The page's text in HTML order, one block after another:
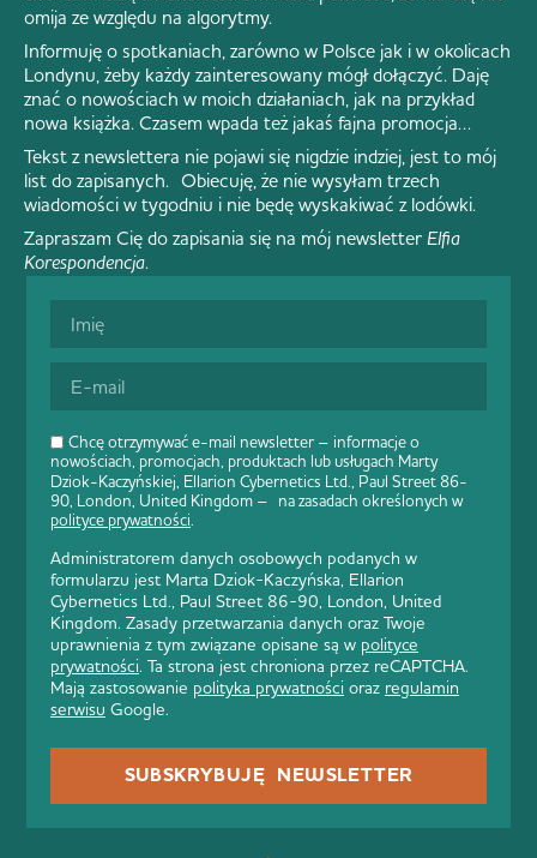
Chcę otrzymywać e-mail newsletter – informacje o
nowościach, promocjach, produktach lub usługach Marty
Dziok-Kaczyńskiej, Ellarion Cybernetics Ltd., Paul Street 86-
90, London, United Kingdom – na zasadach określonych w
polityce prywatności.
Administratorem danych osobowych podanych w
formularzu jest Marta Dziok-Kaczyńska, Ellarion
Cybernetics Ltd., Paul Street 86-90, London, United
Kingdom. Zasady przetwarzania danych oraz Twoje
uprawnienia z tym związane opisane są w polityce
prywatności. Ta strona jest chroniona przez reCAPTCHA.
Mają zastosowanie polityka prywatności oraz regulamin
serwisu Google.
SUBSKRYBUJĘ NEWSLETTER
omija ze względu na algorytmy.
Informuję o spotkaniach, zarówno w Polsce jak i w okolicach
Londynu, żeby każdy zainteresowany mógł dołączyć. Daję
znać o nowościach w moich działaniach, jak na przykład
nowa książka. Czasem wpada też jakaś fajna promocja…
Tekst z newslettera nie pojawi się nigdzie indziej, jest to mój
list do zapisanych. Obiecuję, że nie wysyłam trzech
wiadomości w tygodniu i nie będę wyskakiwać z lodówki.
Zapraszam Cię do zapisania się na mój newsletter Elfia
Korespondencja.